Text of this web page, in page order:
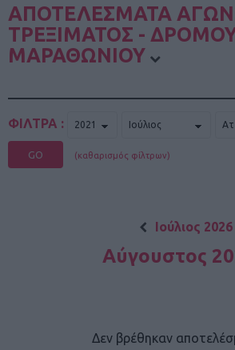
ΑΠΟΤΕΛΕΣΜΑΤΑ
ΤΡΕΞΙΜΑΤΟΣ -
ΜΑΡΑΘΩΝΙΟΥ
ΦΙΛΤΡΑ :
GO (καθαρισμός φίλτρων)
Ιούλιος 2026
Αύγουστος
Δεν βρέθηκαν